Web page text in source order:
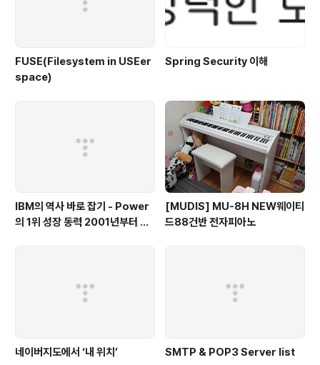
FUSE(Filesystem in USEer
space)
Spring Security 이해
IBM의 역사 바로 잡기 - Power
의 1위 성장 동력 2001년부터 가
[MUDIS] MU-8H NEW웨이티
드88건반 전자피아노
네이버지도에서 ‘내 위치’ SMTP & POP3 Server list